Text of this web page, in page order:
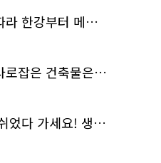
주황색 리본 따라 한강부터 메타세쿼이아 숲길까지…서울둘레길 15코스
나의 마음을 사로잡은 건축물은? '서울시 건축상' 수상작 공개!
더울 땐 잠시 쉬었다 가세요! 생수 냉장고부터 해피소·무더위쉼터까지